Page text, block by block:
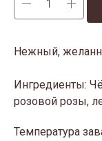
Нежный,
Ингредиенты:
розовой розы,
Температура